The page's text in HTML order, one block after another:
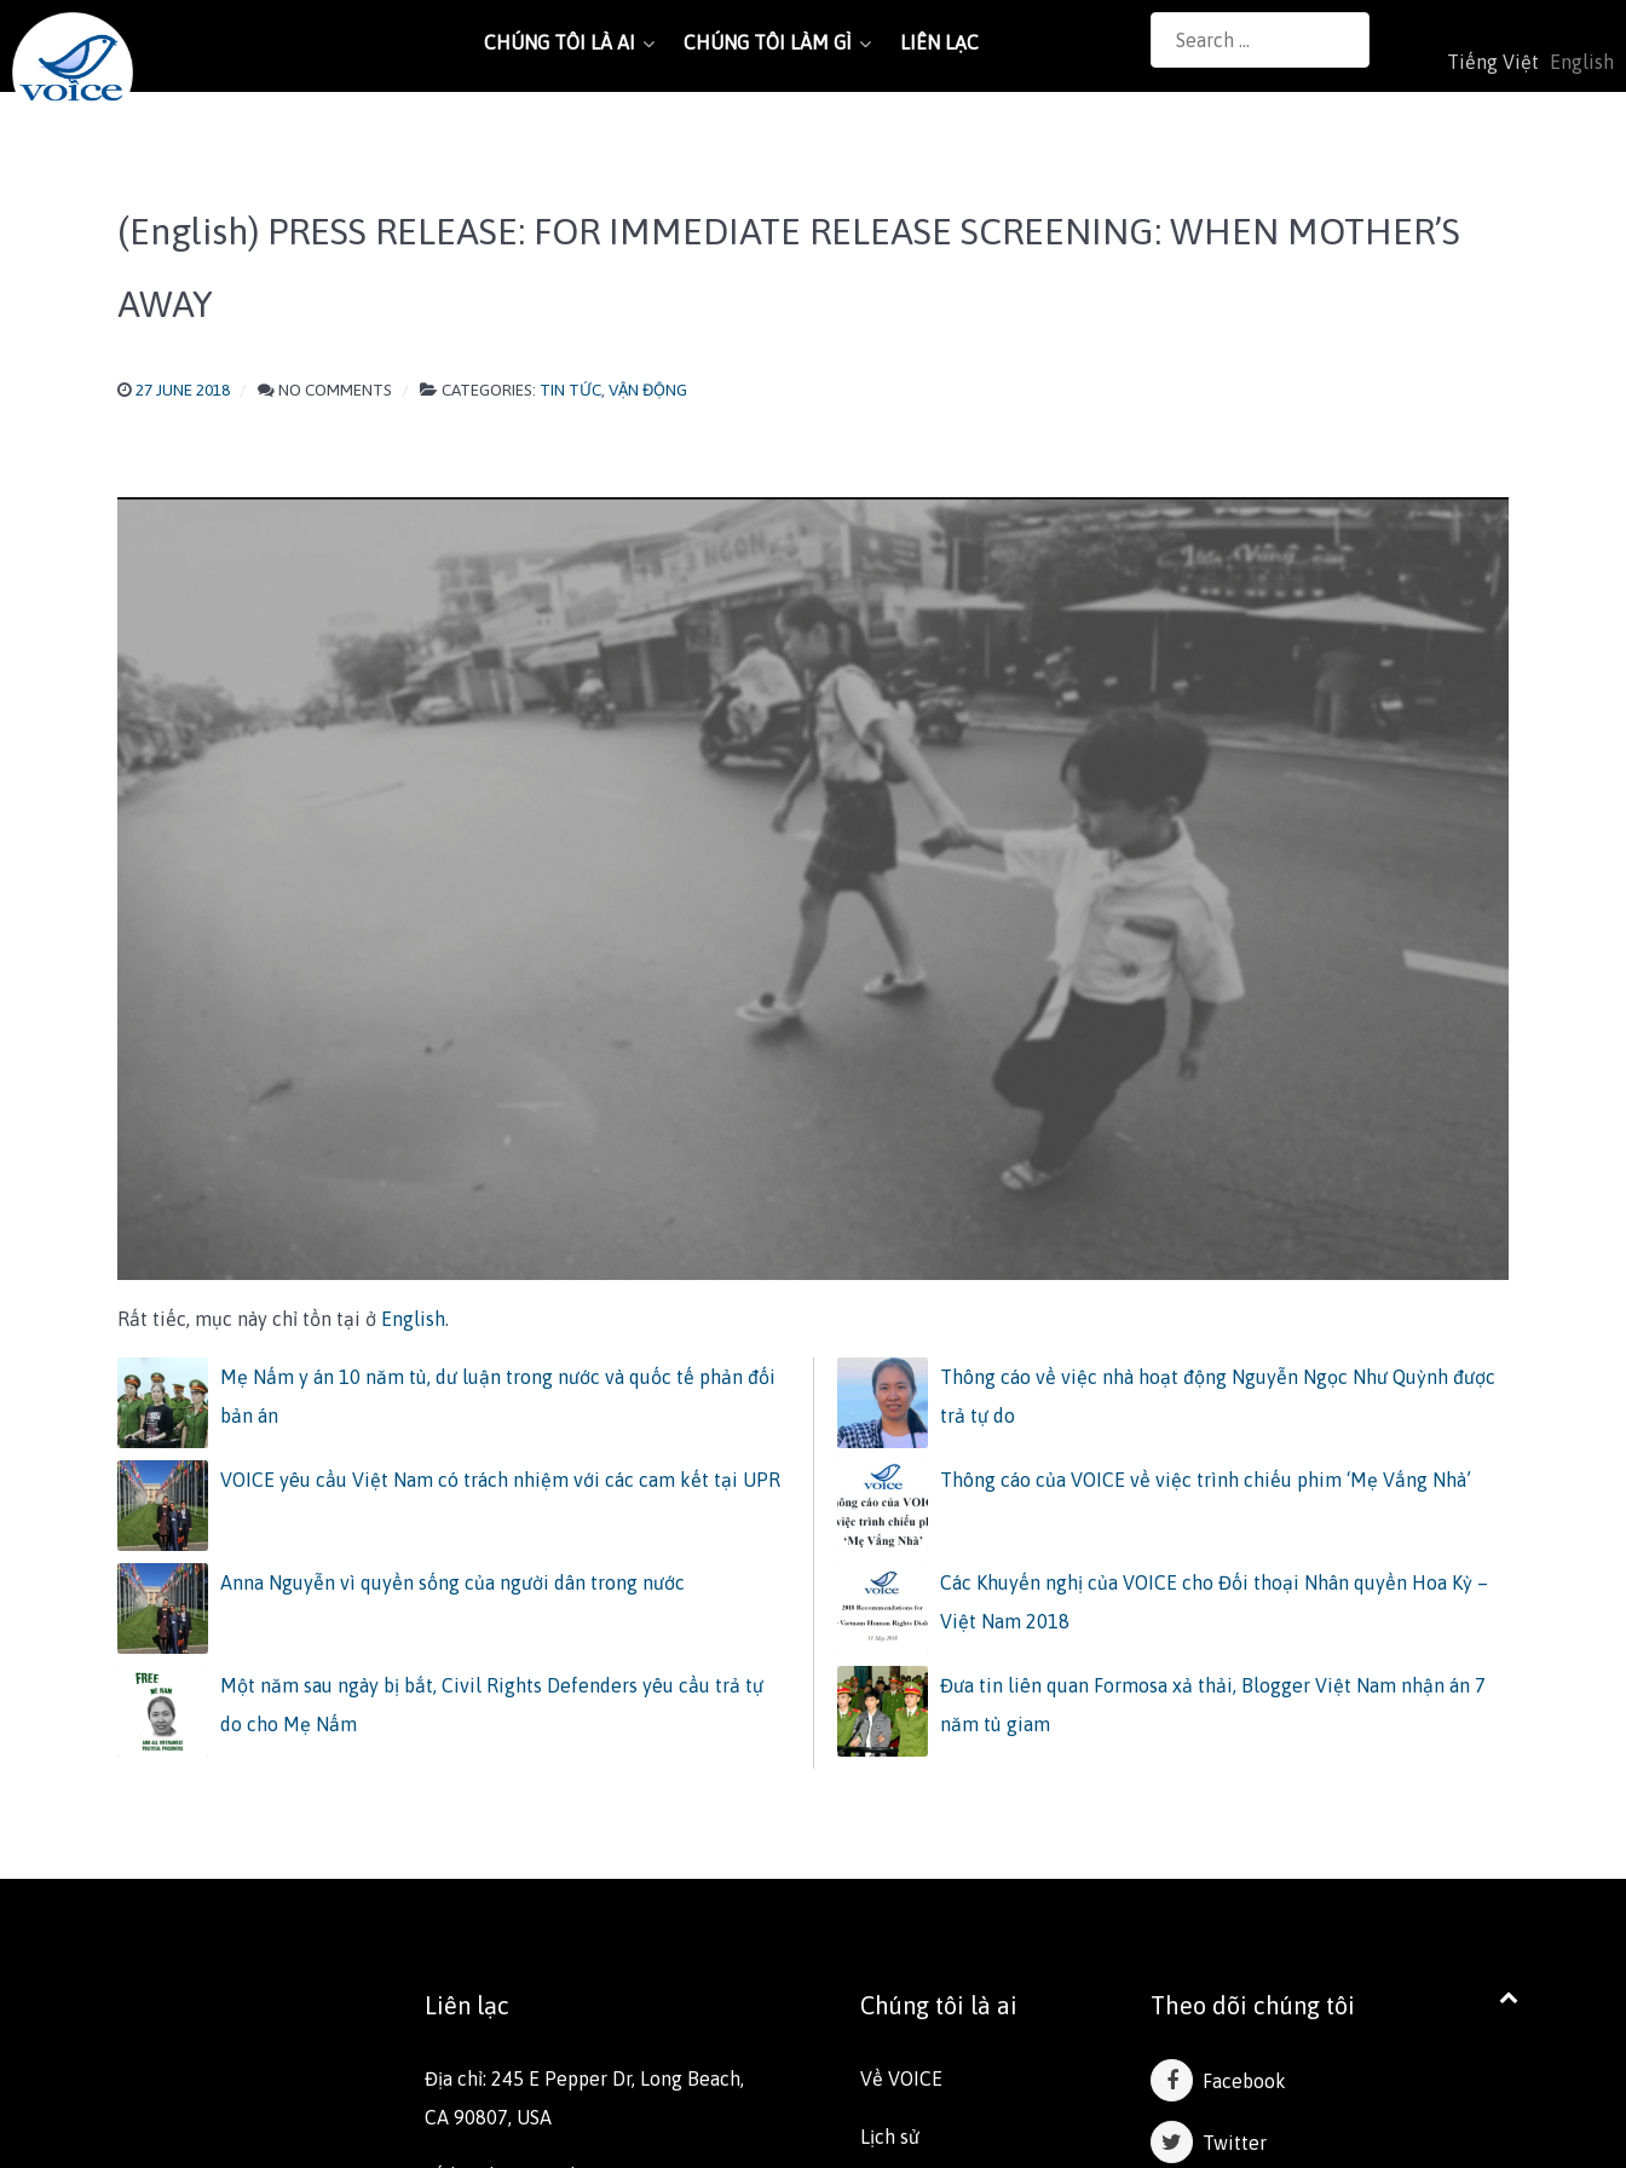
CHÚNG TÔI LÀ AI CHÚNG TÔI LÀM GÌ LIÊN LẠC
Search
for:
Tiếng Việt English
(English) PRESS RELEASE: FOR IMMEDIATE RELEASE SCREENING: WHEN MOTHER’S
AWAY
27 JUNE 2018 NO COMMENTS CATEGORIES: TIN TỨC VẬN ĐỘNG
Rất tiếc, mục này chỉ tồn tại ở English.
Mẹ Nấm y án 10 năm tù, dư luận trong nước và quốc tế phản đối
bản án
VOICE yêu cầu Việt Nam có trách nhiệm với các cam kết tại UPR
Anna Nguyễn vì quyền sống của người dân trong nước
Một năm sau ngày bị bắt, Civil Rights Defenders yêu cầu trả tự
do cho Mẹ Nấm
Thông cáo về việc nhà hoạt động Nguyễn Ngọc Như Quỳnh được
trả tự do
Thông cáo của VOICE về việc trình chiếu phim ‘Mẹ Vắng Nhà’
Các Khuyến nghị của VOICE cho Đối thoại Nhân quyền Hoa Kỳ –
Việt Nam 2018
Đưa tin liên quan Formosa xả thải, Blogger Việt Nam nhận án 7
năm tù giam
Liên lạc
Địa chỉ: 245 E Pepper Dr, Long Beach,
CA 90807, USA
Chúng tôi là ai
Về VOICE
Lịch sử
Theo dõi chúng tôi
Facebook
Twitter